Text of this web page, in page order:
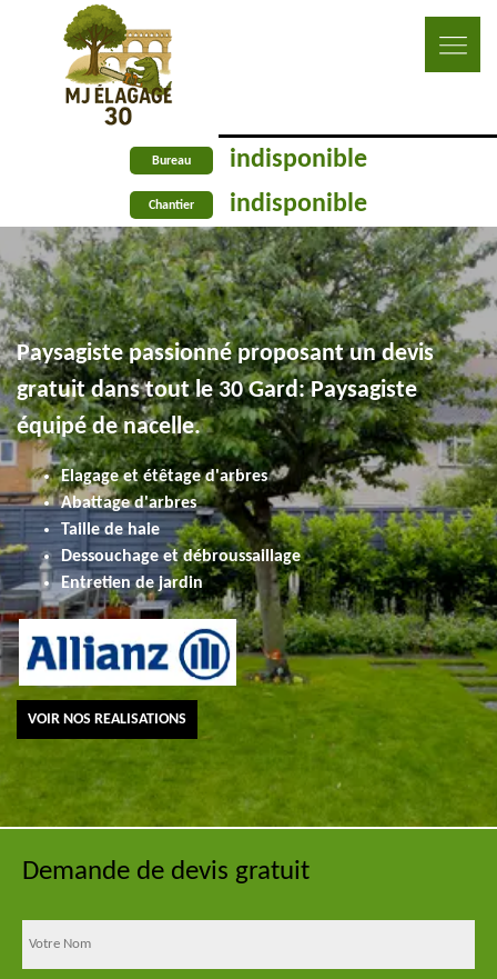
Bureau indisponible
Chantier indisponible
Paysagiste passionné proposant un devis
gratuit dans tout le 30 Gard: Paysagiste
équipé de nacelle.
Elagage et étêtage d'arbres
Abattage d'arbres
Taille de haie
Dessouchage et débroussaillage
Entretien de jardin
VOIR NOS REALISATIONS
Demande de devis gratuit